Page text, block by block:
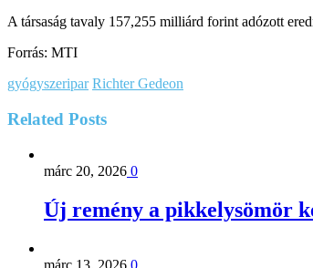
A társaság tavaly 157,255 milliárd forint adózott
Forrás: MTI
gyógyszeripar Richter Gedeon
Related Posts
márc 20, 2026 0
Új remény a pikkelysömör
márc 13, 2026 0